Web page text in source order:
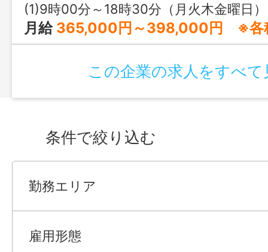
(1)9時00分～18時30分（月火木金曜日） (2)9時00分～17時00分（水曜日） ⑶9時00分～13
月給 365,000円～398,000円 ※各
この企業の求人をすべて
条件で絞り込む
勤務エリア
雇用形態